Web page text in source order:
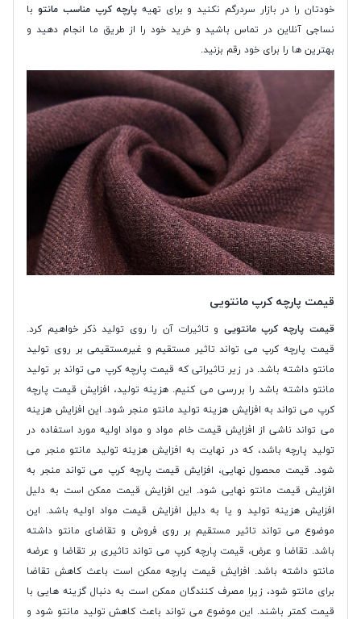
خودتان را در بازار سردرگم نکنید و برای تهیه پارچه کرپ مناسب مانتوبا
نساجی آنلاین در تماس باشید و خرید خود را از طریق ما انجام دهید و
بهترین ها را برای خود رقم بزنید.
قیمت پارچه کرپ مانتویی
قیمت پارچه کرپ مانتویی و تاثیرات آن را روی تولید ذکر خواهیم کرد.
قیمت پارچه کرپ می تواند تاثیر مستقیم و غیرمستقیمی بر روی تولید
مانتو داشته باشد. در زیر تاثیراتی که قیمت پارچه کرپ می تواند بر تولید
مانتو داشته باشد را بررسی می کنیم. هزینه تولید، افزایش قیمت پارچه
کرپ می تواند به افزایش هزینه تولید مانتو منجر شود. این افزایش هزینه
می تواند ناشی از افزایش قیمت خام مواد و مواد اولیه مورد استفاده در
تولید پارچه باشد، که در نهایت به افزایش هزینه تولید مانتو منجر می
شود. قیمت محصول نهایی، افزایش قیمت پارچه کرپ می تواند منجر به
افزایش قیمت مانتو نهایی شود. این افزایش قیمت ممکن است به دلیل
افزایش هزینه تولید و یا به دلیل افزایش قیمت مواد اولیه باشد. این
موضوع می تواند تاثیر مستقیم بر روی فروش و تقاضای مانتو داشته
باشد. تقاضا و عرض، قیمت پارچه کرپ می تواند تاثیری بر تقاضا و عرضه
مانتو داشته باشد. افزایش قیمت پارچه ممکن است باعث کاهش تقاضا
برای مانتو شود، زیرا مصرف کنندگان ممکن است به دنبال گزینه هایی با
قیمت کمتر باشند. این موضوع می تواند باعث کاهش تولید مانتو شود و